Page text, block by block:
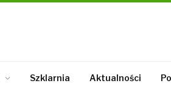
Szklarnia Aktualności